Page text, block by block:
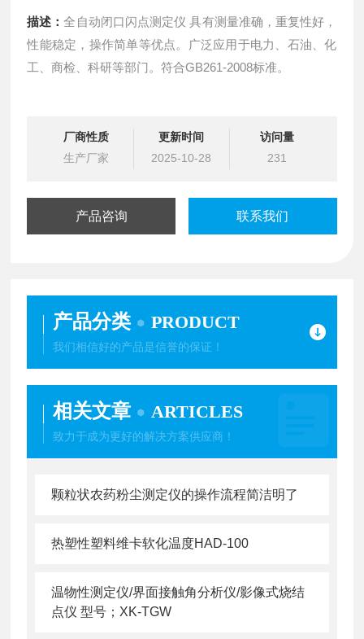
描述：全自动闭口闪点测定仪 具有测量准确，重复性好，
性能稳定，操作简单等优点。广泛应用于电力、石油、化
工、商检、科研等部门。符合GB261-2008标准。
厂商性质
生产厂家
更新时间
2025-10-28
访问量
231
产品咨询 联系我们
产品分类 PRODUCT
我们相信好的产品是信誉的保证！
相关文章 ARTICLES
致力于成为更好的解决方案供应商！
颗粒状农药粉尘测定仪的操作流程简洁明了
热塑性塑料维卡软化温度HAD-100
温物性测定仪/界面接触角分析仪/影像式烧结
点仪 型号；XK-TGW